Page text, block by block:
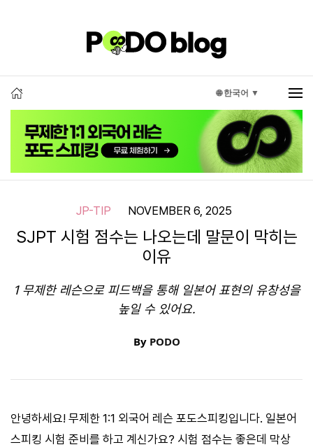
🌐 한국어 ▼
JP-TIP NOVEMBER 6, 2025
SJPT 시험 점수는 나오는데 말문이 막히는
이유
1 무제한 레슨으로 피드백을 통해 일본어 표현의 유창성을
높일 수 있어요.
By PODO
안녕하세요! 무제한 1:1 외국어 레슨 포도스피킹입니다. 일본어
스피킹 시험 준비를 하고 계신가요? 시험 점수는 좋은데 막상